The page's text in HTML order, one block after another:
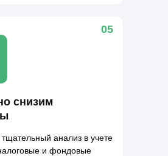
05
снизим
анализ в учете
и фондовые